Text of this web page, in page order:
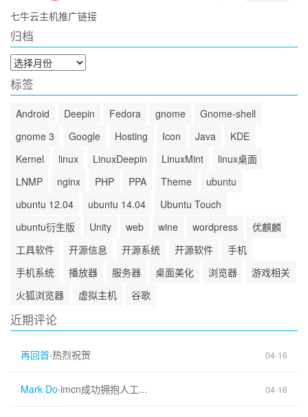
七牛云主机推广链接
归档
归
档
标签
Android Deepin Fedora gnome
Gnome-shell
gnome 3
Google Hosting Icon Java
KDE
Kernel
linux LinuxDeepin LinuxMint
linux桌面
LNMP
nginx PHP PPA Theme
ubuntu
ubuntu 12.04
ubuntu 14.04
Ubuntu Touch
ubuntu衍生版
Unity web wine wordpress
优麒麟
工具软件
开源信息 开源系统 开源软件
手机
手机系统
播放器 服务器 桌面美化 浏览器
游戏相关
火狐浏览器
虚拟主机 谷歌
近期评论
再回首·热烈祝贺 04-16
Mark Do·imcn成功拥抱人工... 04-16